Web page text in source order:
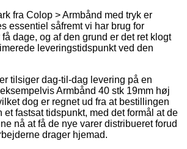
fra Colop > Armbånd med tryk er
essentiel såfremt vi har brug for
dage, og af den grund er det ret klogt
leveringstidspunkt ved den
tilsiger dag-til-dag levering på en
Armbånd 40 stk 19mm høj
dog er regnet ud fra at bestillingen
et fastsat tidspunkt, med det formål at de
nå at få de nye varer distribueret forud
drager hjemad.